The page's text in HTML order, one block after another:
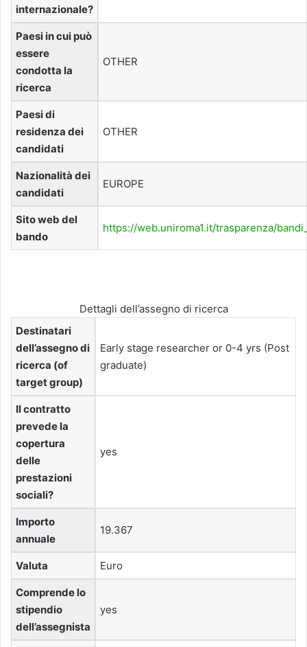
internazionale?
Paesi in cui può
essere
condotta la
ricerca
OTHER
Paesi di
residenza dei
candidati
OTHER
Nazionalità dei
candidati
EUROPE
Sito web del
bando
https://web.uniroma1.it/trasparenza/
Dettagli dell’assegno di ricerca
Destinatari
dell’assegno di
ricerca (of
target group)
Early stage researcher or 0-4 yrs (Post
graduate)
Il contratto
prevede la
copertura
delle
prestazioni
sociali?
yes
Importo
annuale
19.367
Valuta Euro
Comprende lo
stipendio
dell’assegnista
yes